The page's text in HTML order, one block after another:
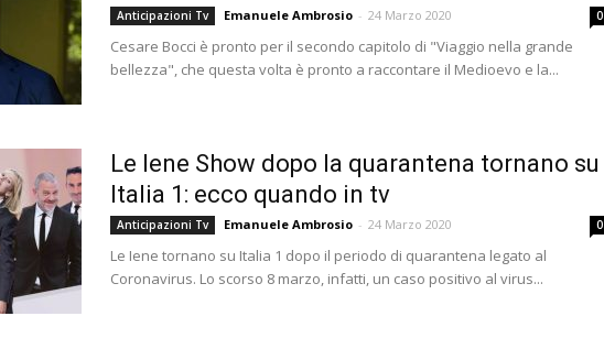
Anticipazioni Tv Emanuele Ambrosio - 24 Marzo 2020 0
Cesare Bocci è pronto per il secondo capitolo di "Viaggio nella grande
bellezza", che questa volta è pronto a raccontare il Medioevo e la...
Le Iene Show dopo la quarantena tornano su
Italia 1: ecco quando in tv
Anticipazioni Tv Emanuele Ambrosio - 24 Marzo 2020 0
Le Iene tornano su Italia 1 dopo il periodo di quarantena legato al
Coronavirus. Lo scorso 8 marzo, infatti, un caso positivo al virus...